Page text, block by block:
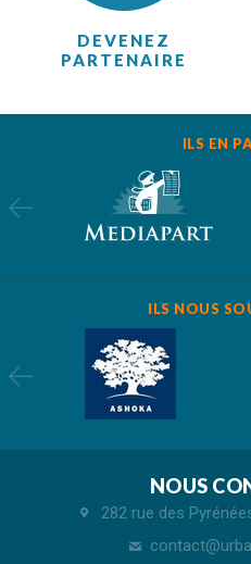
DEVENEZ
PARTENAIRE
ILS EN
ILS NOUS
NOUS
282 rue des